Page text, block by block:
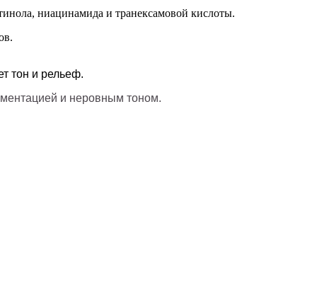
ниацинамида и транексамовой кислоты.
тон и рельеф.
и неровным тоном.